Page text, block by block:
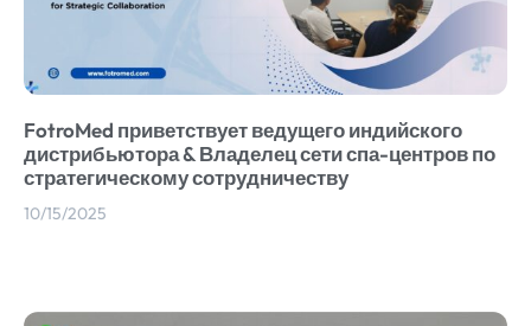
FotroMed приветствует ведущего индийского
дистрибьютора & Владелец сети спа-центров по
стратегическому сотрудничеству
10/15/2025